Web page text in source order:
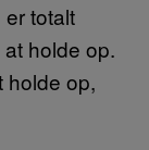
totalt
holde op.
holde op,